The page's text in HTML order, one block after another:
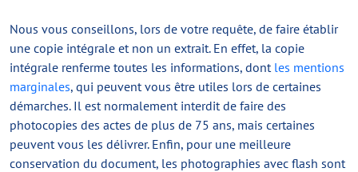
Nous vous conseillons, lors de votre requête, de faire établir
une copie intégrale et non un extrait. En effet, la copie
intégrale renferme toutes les informations, dont les mentions
marginales, qui peuvent vous être utiles lors de certaines
démarches. Il est normalement interdit de faire des
photocopies des actes de plus de 75 ans, mais certaines
peuvent vous les délivrer. Enfin, pour une meilleure
conservation du document, les photographies avec flash sont